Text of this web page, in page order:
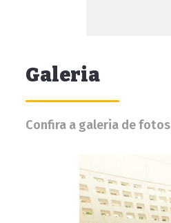
Galeria
Confira a galeria de fotos